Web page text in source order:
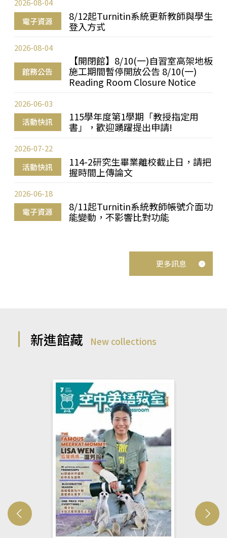
電子資源
8/12起Turnitin系統更新教師與學生
登入方式
2026-08-04
館務公告
【開閉館】8/10(一)自習室高架地板
施工期間暫停開放公告 8/10(一)
Reading Room Closure Notice
2026-08-04
活動快訊
115學年度第1學期「教授指定用
書」，歡迎踴躍提出申請!
2026-06-03
活動快訊
114-2研究生畢業離校截止日，請把
握時間上傳論文
2026-07-22
電子資源
8/11起Turnitin系統教師帳號介面功
能變動，不影響比對功能
2026-06-18
更多訊息
新進館藏 New collections